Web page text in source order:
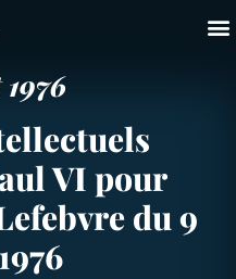
VI pour
du 9